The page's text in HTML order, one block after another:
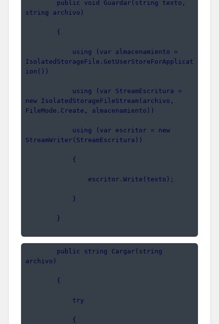
string archivo)
        {
IsolatedStorageFile.GetUserStoreForApplicat
ion())
new IsolatedStorageFileStream(archivo,
FileMode.Create, almacenamiento))
StreamWriter(StreamEscritura))
            {
                escritor.Write(texto);
            }
        }
archivo)
        {
            try
            {